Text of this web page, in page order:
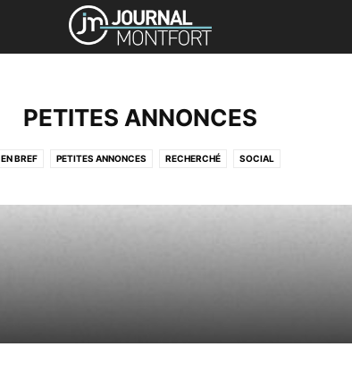
PETITES ANNONCES
EN BREF PETITES ANNONCES RECHERCHÉ SOCIAL